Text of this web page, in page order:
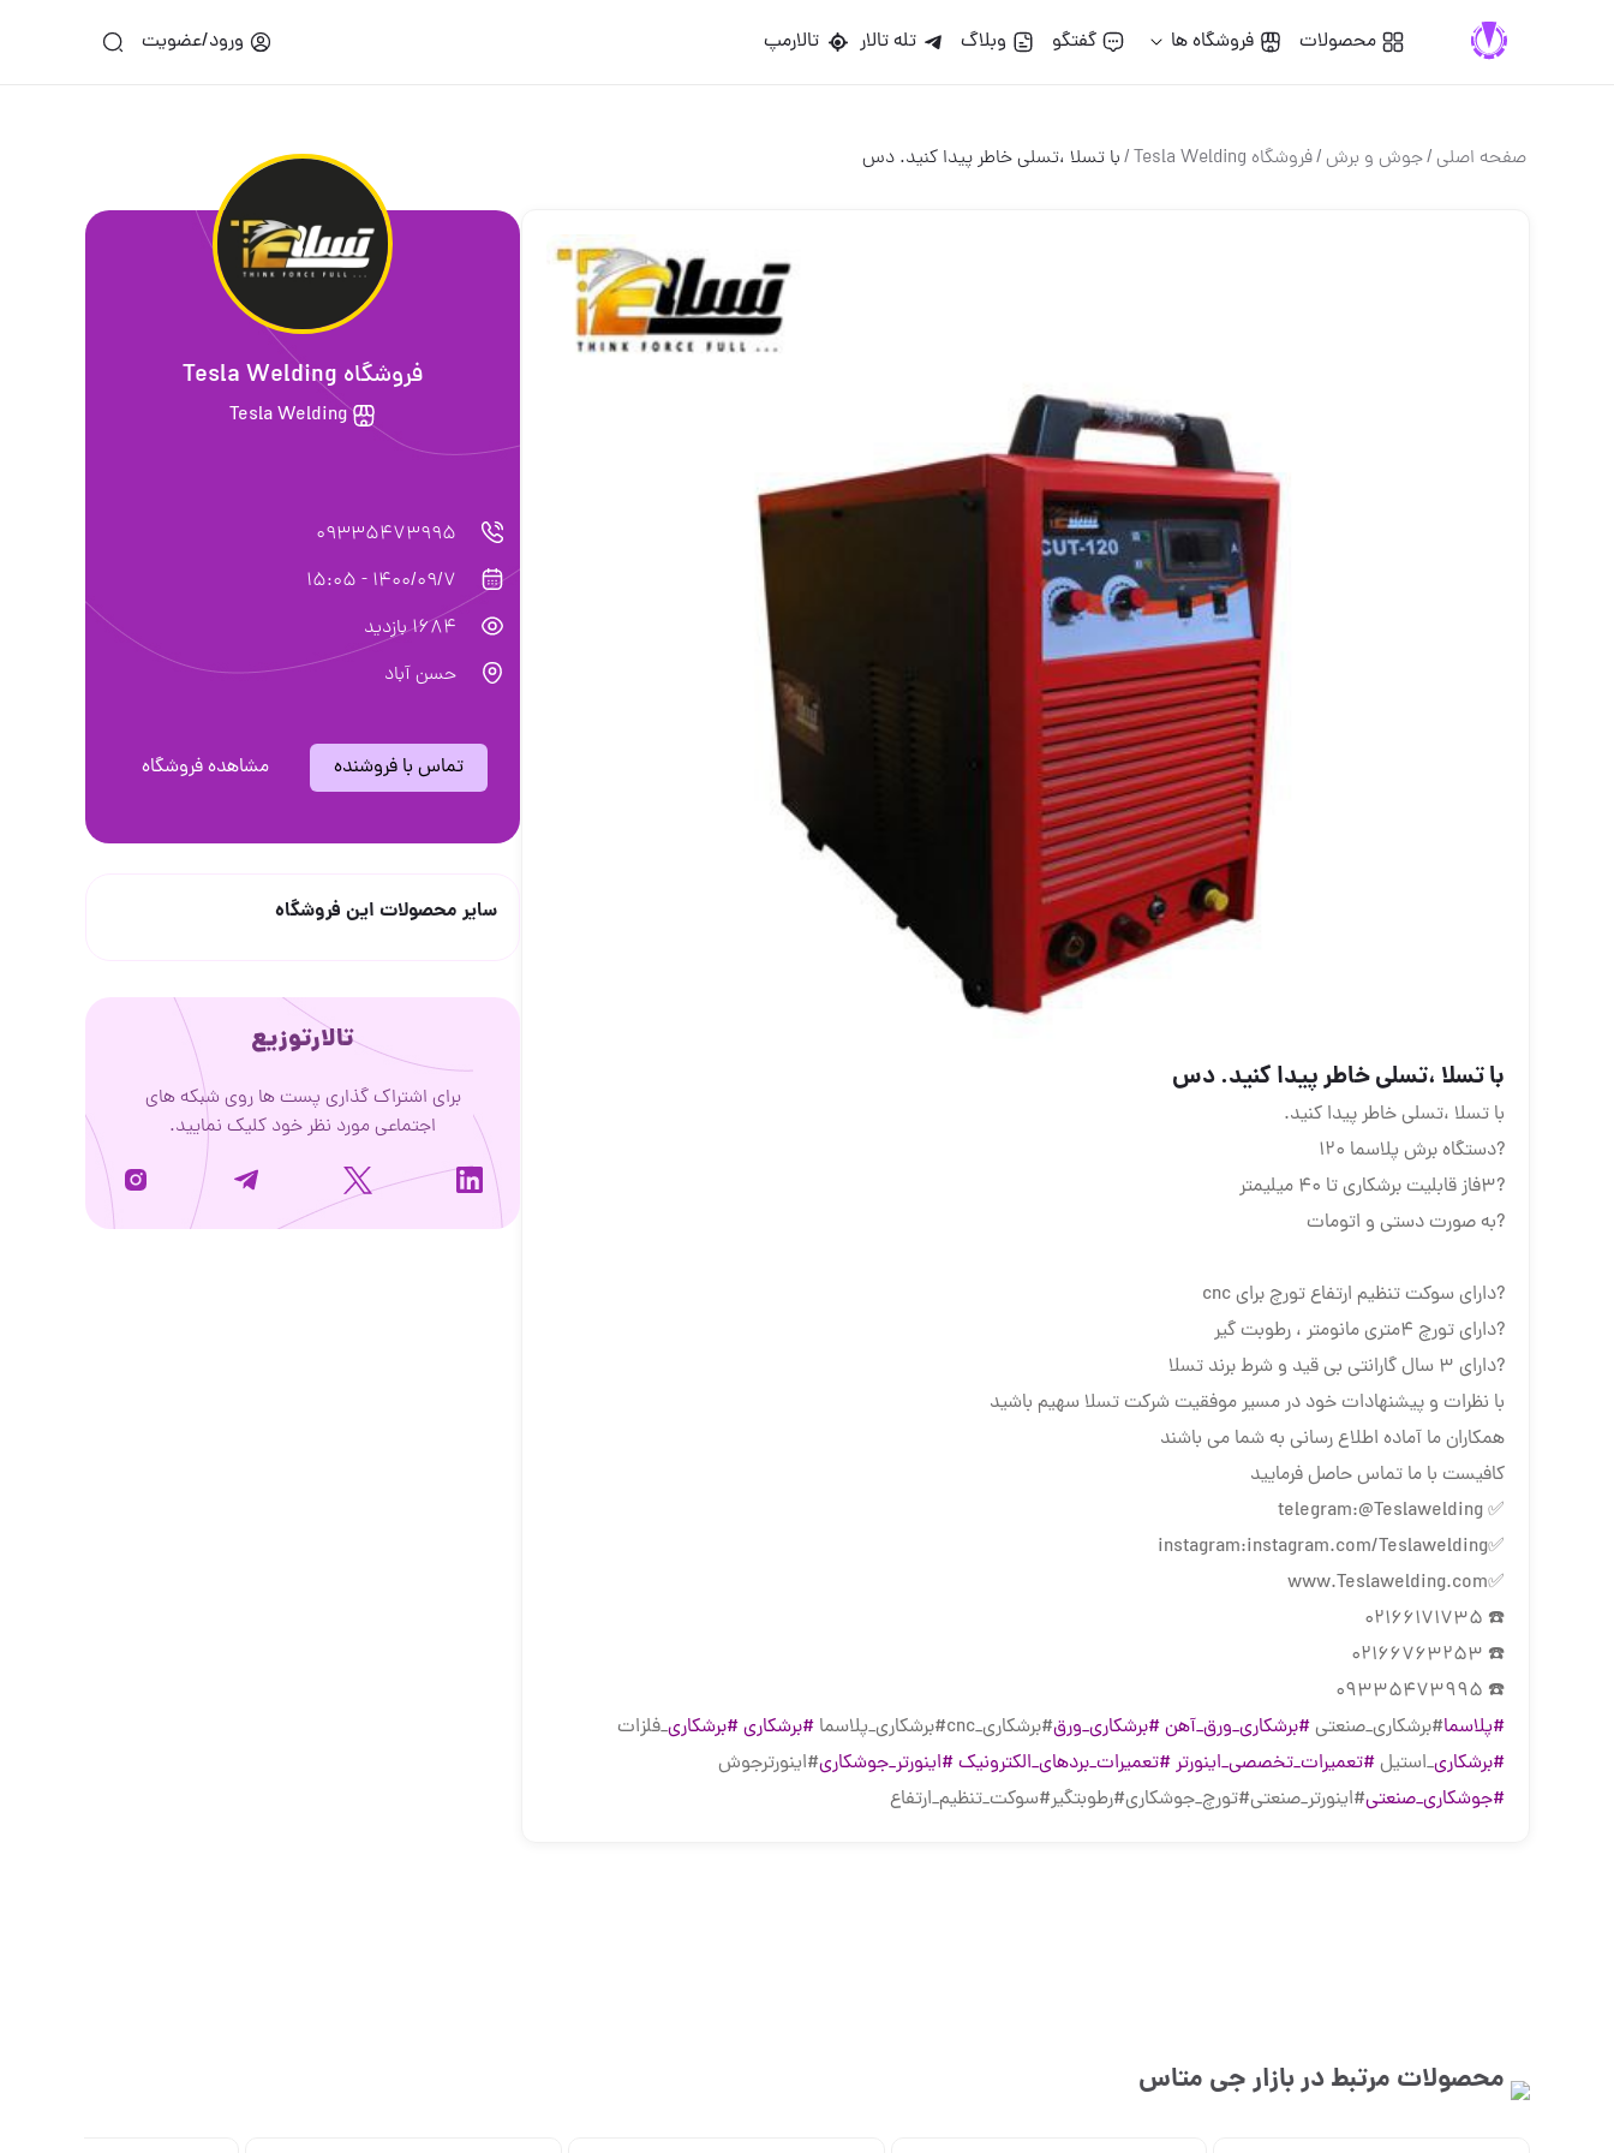
محصولات فروشگاه ها گفتگو وبلاگ تله تالار تالارمپ ورود/عضویت
صفحه اصلی/جوش و برش/فروشگاه Tesla Welding /با تسلا ،تسلی خاطر پیدا کنید. ️دس
با تسلا ،تسلی خاطر پیدا کنید. ️دس
با تسلا ،تسلی خاطر پیدا کنید.
?️دستگاه برش پلاسما 120
?️3فاز قابلیت برشکاری تا 40 میلیمتر
?️به صورت دستی و اتومات
?️دارای سوکت تنظیم ارتفاع تورچ برای cnc
?️دارای تورچ 4متری مانومتر ، رطوبت گیر
?️دارای 3 سال گارانتی بی قید و شرط برند تسلا
با نظرات و پیشنهادات خود در مسیر موفقیت شرکت تسلا سهیم باشید
همکاران ما آماده اطلاع رسانی به شما می باشند
کافیست با ما تماس حاصل فرمایید
✅ telegram:@Teslawelding
✅instagram:instagram.com/Teslawelding
✅www.Teslawelding.com
☎️ 02166171735
☎️ 02166763253
☎️ 09335473995
#پلاسما#برشکاری_صنعتی #برشکاری_ورق_آهن#برشکاری_ورق#برشکاری_cnc#برشکاری_پلاسما #برشکاری#برشکاری_فلزات
#برشکاری_استیل#تعمیرات_تخصصی_اینورتر#تعمیرات_بردهای_الکترونیک#اینورتر_جوشکاری#اینورترجوش
#جوشکاری_صنعتی#اینورتر_صنعتی#تورچ_جوشکاری#رطوبتگیر#سوکت_تنظیم_ارتفاع
فروشگاه Tesla Welding
Tesla Welding
09335473995
1400/09/7 - 15:05
1684 بازدید
حسن آباد
تماس با فروشنده مشاهده فروشگاه
سایر محصولات این فروشگاه
تالارتوزیع
برای اشتراک گذاری پست ها روی شبکه های
اجتماعی مورد نظر خود کلیک نمایید.
محصولات مرتبط در بازارجی متاس